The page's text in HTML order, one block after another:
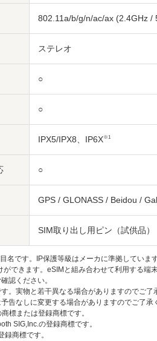
802.11a/b/g/n/ac/ax (2.4GHz /
ステレオ
○
○
IPX5/IPX8、IP6X※1
○
GPS / GLONASS / Beidou /
SIM取り出し用ピン（試供品）
名です。IP保護等級はメーカに準拠していま
ができます。eSIMと組み合わせて利用する
認ください。
。実物と若干異なる場合がありますのでご了
告なしに変更する場合がありますのでご了承
標または登録商標です。
SIG,Inc.の登録商標です。
商標です。